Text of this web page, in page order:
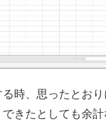
時、思ったとお
きたとしても余